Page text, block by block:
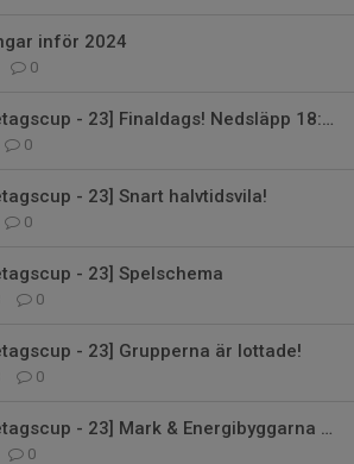
inför 2024
0
[Akriv - Företagscup - 23] Finaldags! Nedsläpp 18:30
0
- 23] Snart halvtidsvila!
0
- 23] Spelschema
0
- 23] Grupperna är lottade!
0
[Akriv - Företagscup - 23] Mark & Energibyggarna knep sista platsen!
0